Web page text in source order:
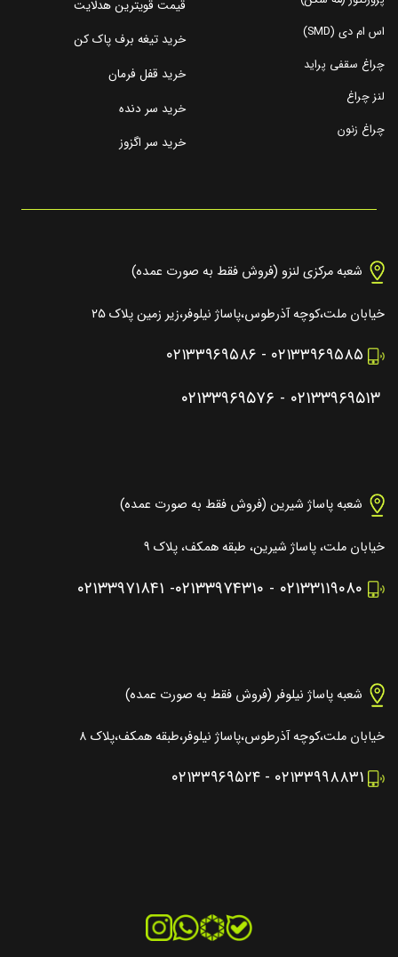
اس ام دی (SMD)
چراغ سقفی پراید
لنز چراغ
چراغ زنون
قیمت قویترین هدلایت
خرید تیغه برف پاک کن
خرید قفل فرمان
خرید سر دنده
خرید سر اگزوز
شعبه مرکزی لنزو (فروش فقط به صورت عمده)
خیابان ملت،کوچه آذرطوس،پاساژ نیلوفر،زیر زمین پلاک ۲۵
۰۲۱۳۳۹۶۹۵۸۵ - ۰۲۱۳۳۹۶۹۵۸۶
۰۲۱۳۳۹۶۹۵۱۳ - ۰۲۱۳۳۹۶۹۵۷۶
شعبه پاساژ شیرین (فروش فقط به صورت عمده)
خیابان ملت، پاساژ شیرین، طبقه همکف، پلاک ۹
۰۲۱۳۳۱۱۹۰۸۰ - ۰۲۱۳۳۹۷۴۳۱۰- ۰۲۱۳۳۹۷۱۸۴۱
شعبه پاساژ نیلوفر (فروش فقط به صورت عمده)
خیابان ملت،کوچه آذرطوس،پاساژ نیلوفر،طبقه همکف،پلاک ۸
۰۲۱۳۳۹۹۸۸۳۱ - ۰۲۱۳۳۹۶۹۵۲۴